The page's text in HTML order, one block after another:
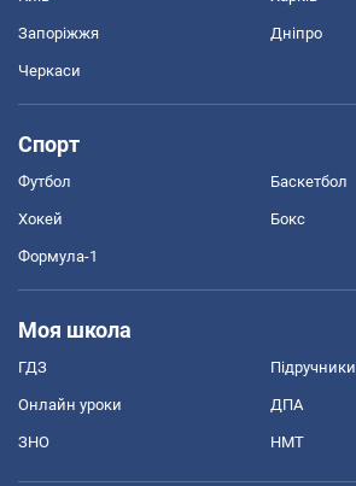
Запоріжжя Дніпро
Черкаси
Спорт
Футбол Баскетбол
Хокей Бокс
Формула-1
Моя школа
ГДЗ Підручники
Онлайн уроки ДПА
ЗНО НМТ